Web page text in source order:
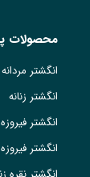
محصولات
انگشتر مردانه
انگشتر زنانه
انگشتر
انگشتر فیروزه